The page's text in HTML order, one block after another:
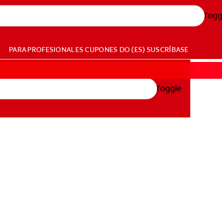
PARA PROFESIONALESCUPONES DO (ES) SUSCRÍBASE
Toggle